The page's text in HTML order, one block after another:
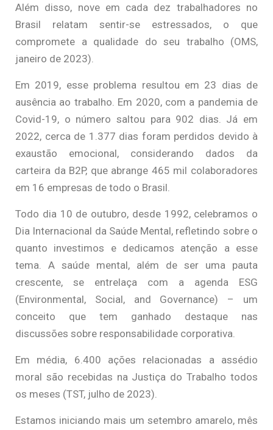
Além disso, nove em cada dez trabalhadores no
Brasil relatam sentir-se estressados, o que
compromete a qualidade do seu trabalho (OMS,
janeiro de 2023).
Em 2019, esse problema resultou em 23 dias de
ausência ao trabalho. Em 2020, com a pandemia de
Covid-19, o número saltou para 902 dias. Já em
2022, cerca de 1.377 dias foram perdidos devido à
exaustão emocional, considerando dados da
carteira da B2P, que abrange 465 mil colaboradores
em 16 empresas de todo o Brasil.
Todo dia 10 de outubro, desde 1992, celebramos o
Dia Internacional da Saúde Mental, refletindo sobre o
quanto investimos e dedicamos atenção a esse
tema. A saúde mental, além de ser uma pauta
crescente, se entrelaça com a agenda ESG
(Environmental, Social, and Governance) – um
conceito que tem ganhado destaque nas
discussões sobre responsabilidade corporativa.
Em média, 6.400 ações relacionadas a assédio
moral são recebidas na Justiça do Trabalho todos
os meses (TST, julho de 2023).
Estamos iniciando mais um setembro amarelo, mês